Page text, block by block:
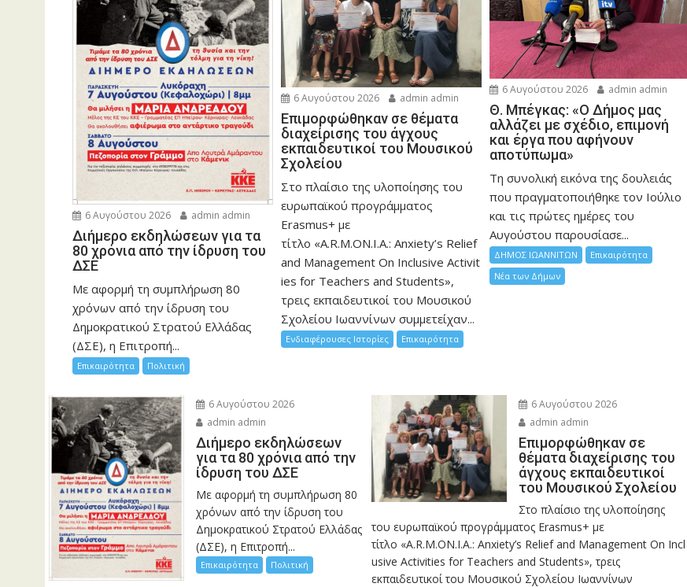
6 Αυγούστου 2026 admin admin
Διήμερο εκδηλώσεων για τα
80 χρόνια από την ίδρυση του
ΔΣΕ
Με αφορμή τη συμπλήρωση 80
χρόνων από την ίδρυση του
Δημοκρατικού Στρατού Ελλάδας
(ΔΣΕ), η Επιτροπή...
Επικαιρότητα Πολιτική
6 Αυγούστου 2026 admin admin
Eπιμορφώθηκαν σε θέματα
διαχείρισης του άγχους
εκπαιδευτικοί του Μουσικού
Σχολείου
Στο πλαίσιο της υλοποίησης του
ευρωπαϊκού προγράμματος
Erasmus+ με
τίτλο «A.R.M.ON.I.A.: Anxiety’s Relief
and Management On Inclusive Activit
ies for Teachers and Students»,
τρεις εκπαιδευτικοί του Μουσικού
Σχολείου Ιωαννίνων συμμετείχαν...
Ενδιαφέρουσες Ιστορίες Επικαιρότητα
6 Αυγούστου 2026 admin admin
Θ. Μπέγκας: «Ο Δήμος μας
αλλάζει με σχέδιο, επιμονή
και έργα που αφήνουν
αποτύπωμα»
Τη συνολική εικόνα της δουλειάς
που πραγματοποιήθηκε τον Ιούλιο
και τις πρώτες ημέρες του
Αυγούστου παρουσίασε...
ΔΗΜΟΣ ΙΩΑΝΝΙΤΩΝ
Επικαιρότητα
Νέα των Δήμων
6 Αυγούστου 2026
admin admin
Διήμερο εκδηλώσεων
για τα 80 χρόνια από την
ίδρυση του ΔΣΕ
Με αφορμή τη συμπλήρωση 80
χρόνων από την ίδρυση του
Δημοκρατικού Στρατού Ελλάδας
(ΔΣΕ), η Επιτροπή...
Επικαιρότητα Πολιτική
6 Αυγούστου 2026
admin admin
Eπιμορφώθηκαν σε
θέματα διαχείρισης του
άγχους εκπαιδευτικοί
του Μουσικού Σχολείου
Στο πλαίσιο της υλοποίησης
του ευρωπαϊκού προγράμματος Erasmus+ με
τίτλο «A.R.M.ON.I.A.: Anxiety’s Relief and Management On Incl
usive Activities for Teachers and Students», τρεις
εκπαιδευτικοί του Μουσικού Σχολείου Ιωαννίνων